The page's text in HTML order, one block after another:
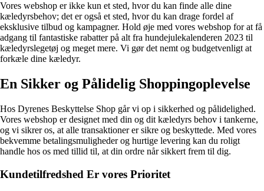
Vores webshop er ikke kun et sted, hvor du kan finde alle dine
kæledyrsbehov; det er også et sted, hvor du kan drage fordel af
eksklusive tilbud og kampagner. Hold øje med vores webshop for at få
adgang til fantastiske rabatter på alt fra hundejulekalenderen 2023 til
kæledyrslegetøj og meget mere. Vi gør det nemt og budgetvenligt at
forkæle dine kæledyr.
En Sikker og Pålidelig Shoppingoplevelse
Hos Dyrenes Beskyttelse Shop går vi op i sikkerhed og pålidelighed.
Vores webshop er designet med din og dit kæledyrs behov i tankerne,
og vi sikrer os, at alle transaktioner er sikre og beskyttede. Med vores
bekvemme betalingsmuligheder og hurtige levering kan du roligt
handle hos os med tillid til, at din ordre når sikkert frem til dig.
Kundetilfredshed Er vores Prioritet